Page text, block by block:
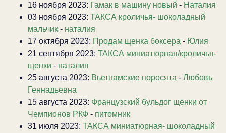
16 ноября 2023: Гамак в машину новый - Наталия
03 ноября 2023: ТАКСА кроличья- шоколадный
мальчик - наталия
17 октября 2023: Продам щенка боксера - Юлия
21 сентября 2023: ТАКСА миниатюрная/кроличья-
щенки - наталия
25 августа 2023: Вьетнамские поросята - Любовь
Геннадьевна
15 августа 2023: Французский бульдог щенки от
Чемпионов РКФ - питомник
31 июля 2023: ТАКСА миниатюрная- шоколадный